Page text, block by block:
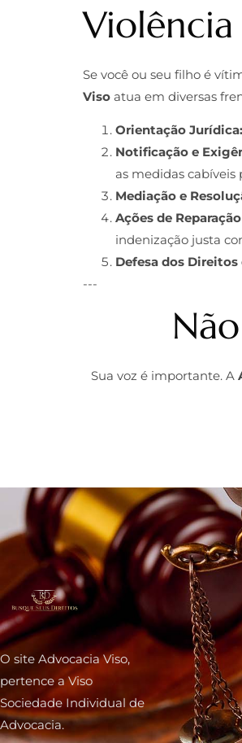
Violência
Se você ou seu filho é
Viso atua em diversas
Orientação Jurídica:
Notificação e
as medidas cabíveis
Mediação e
Ações de
indenização justa
Defesa dos
---
Sua voz é importante. A
O site Advocacia Viso,
pertence a Viso
Sociedade Individual de
Advocacia.